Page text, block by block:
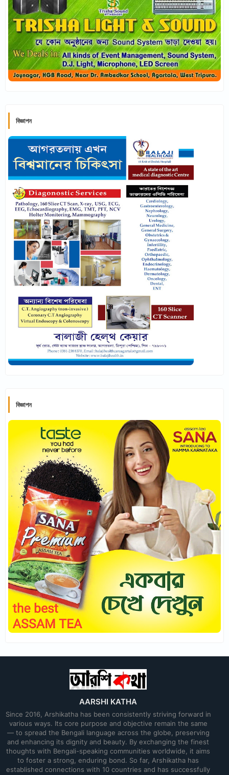
বিজ্ঞাপন
বিজ্ঞাপন
AARSHI KATHA
Since 2016, Arshikatha has been consistently striving forward in
various ways. Its core purpose and objective remain the same
— to spread the Bengali language across the globe, preserving
and enhancing its dignity and beauty. By exchanging the finest
thoughts with Bengali-speaking communities worldwide, it aims
to foster a strong, enduring bond. So far, Arshikatha has
established connections with 10 countries and has successfully